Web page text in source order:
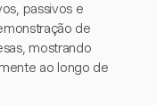
passivos e
de
mostrando
ao longo de